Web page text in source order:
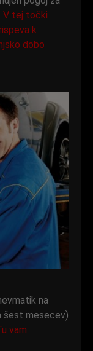
V tej točki
k
dobo
na
šest mesecev)
vam